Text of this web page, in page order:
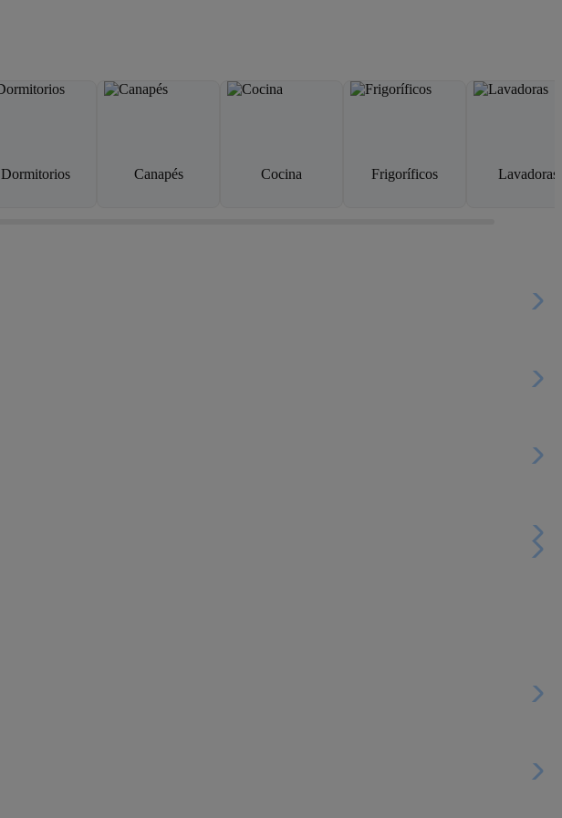
Dormitorios Canapés Cocina Frigoríficos Lavadoras